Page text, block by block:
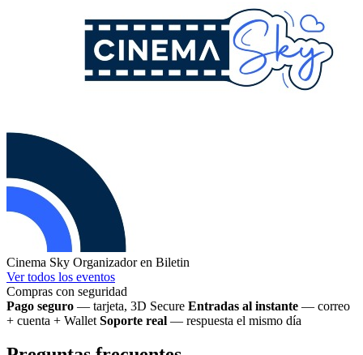
Cinema Sky Organizador en Biletin
Ver todos los eventos
Compras con seguridad
Pago seguro — tarjeta, 3D Secure Entradas al instante — correo
+ cuenta + Wallet Soporte real — respuesta el mismo día